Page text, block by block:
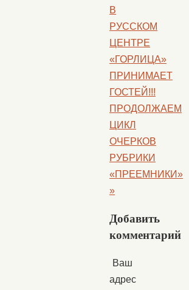
В
РУССКОМ
ЦЕНТРЕ
«ГОРЛИЦА»
ПРИНИМАЕТ
ГОСТЕЙ!!!
ПРОДОЛЖАЕМ
ЦИКЛ
ОЧЕРКОВ
РУБРИКИ
«ПРЕЕМНИКИ»
»
Добавить
комментарий
Ваш
адрес